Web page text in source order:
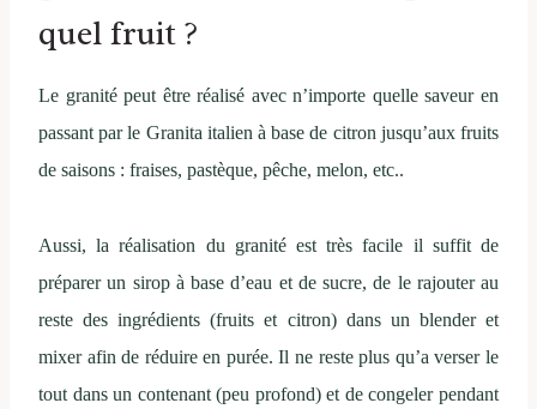
quel fruit ?
Le granité peut être réalisé avec n’importe quelle saveur en
passant par le Granita italien à base de citron jusqu’aux fruits
de saisons : fraises, pastèque, pêche, melon, etc..
Aussi, la réalisation du granité est très facile il suffit de
préparer un sirop à base d’eau et de sucre, de le rajouter au
reste des ingrédients (fruits et citron) dans un blender et
mixer afin de réduire en purée. Il ne reste plus qu’a verser le
tout dans un contenant (peu profond) et de congeler pendant